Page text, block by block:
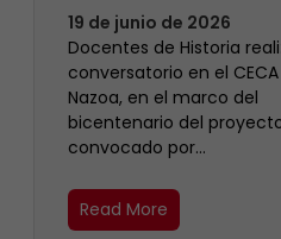
19 de junio de 2026
Docentes de Historia
conversatorio en el
Nazoa, en el marco del
bicentenario del
convocado por…
Read More